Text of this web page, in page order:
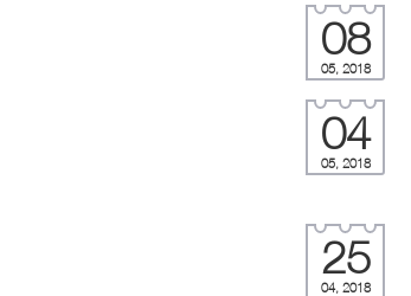
08
05, 2018
04
05, 2018
25
04, 2018